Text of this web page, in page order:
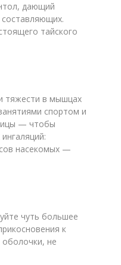
дающий
тайского
тяжести в мышцах
спортом и
— чтобы
насекомых —
чуть большее
к
не